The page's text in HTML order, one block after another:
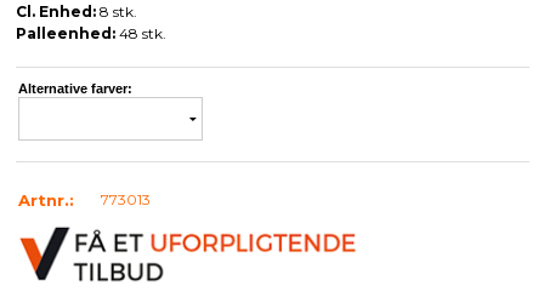
Cl. Enhed:8 stk.
Palleenhed: 48 stk.
Alternative farver:
Artnr.: 773013